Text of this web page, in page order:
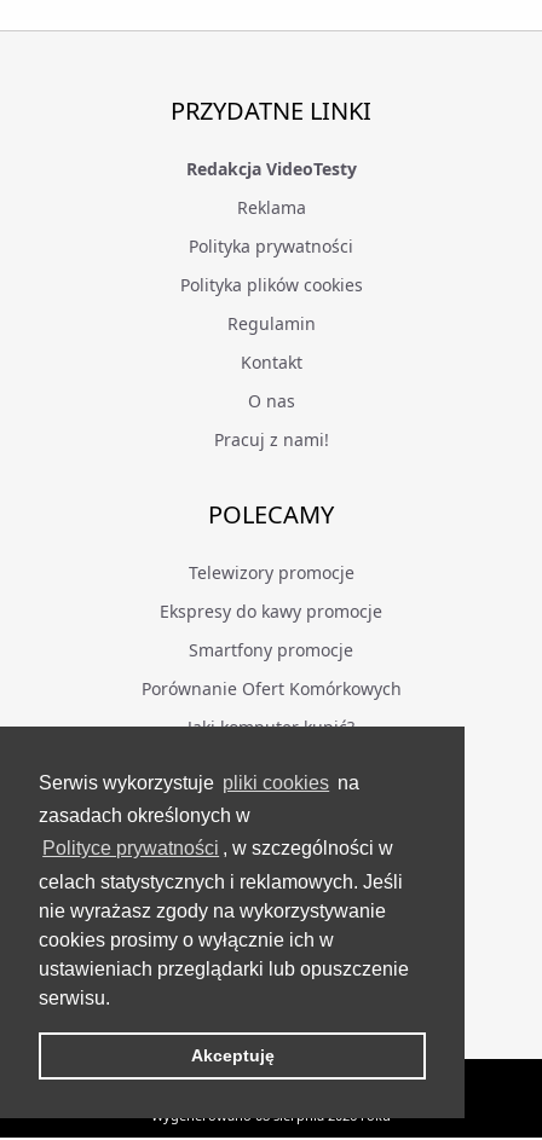
Serwis wykorzystuje pliki cookies na
zasadach określonych w
Polityce prywatności , w szczególności w
celach statystycznych i reklamowych. Jeśli
nie wyrażasz zgody na wykorzystywanie
cookies prosimy o wyłącznie ich w
ustawieniach przeglądarki lub opuszczenie
serwisu.
Akceptuję
PRZYDATNE LINKI
Redakcja VideoTesty
Reklama
Polityka prywatności
Polityka plików cookies
Regulamin
Kontakt
O nas
Pracuj z nami!
POLECAMY
Telewizory promocje
Ekspresy do kawy promocje
Smartfony promocje
Porównanie Ofert Komórkowych
Jaki komputer kupić?
BĄDŹ NA BIEŻĄCO
Facebook
Grupa Testerzy Videotestów
YouTube
Twitter
VideoTesty.pl Wszelkie prawa zastrzeżone
Wygenerowano 08 sierpnia 2026 roku